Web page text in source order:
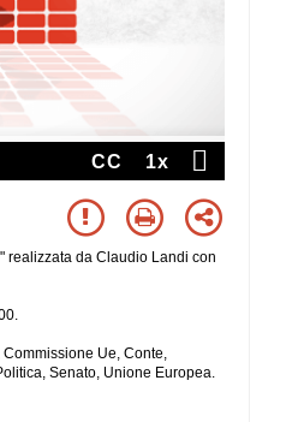
CC 1x
realizzata da Claudio Landi con
Ue, Conte,
Senato, Unione Europea.